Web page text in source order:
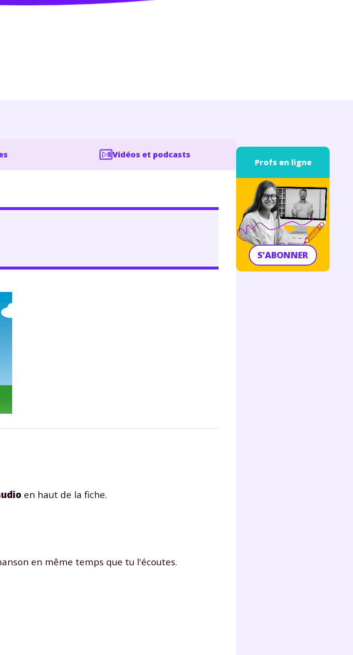
Vidéos et podcasts
en haut de la fiche.
en même temps que tu l'écoutes.
Profs en ligne
S'ABONNER